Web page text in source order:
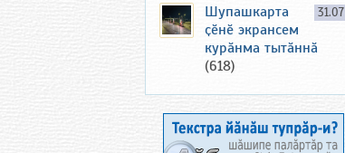
31.07
Шупашкарта
ҫӗнӗ экрансем
курӑнма тытӑннӑ
(618)